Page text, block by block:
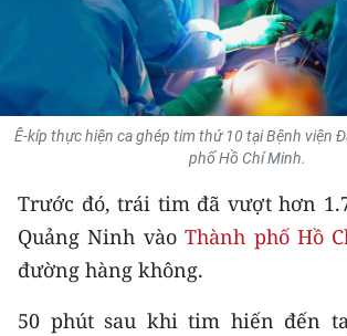
KHOA HỌC - CÔNG NGHỆ
MÔI TRƯỜNG
BẠN ĐỌC
KIỂM CHỨNG THÔNG TIN
Ê-kíp thực hiện ca ghép tim thứ 10 tại Bệnh viện
phố Hồ Chí Minh.
Trước đó, trái tim đã vượt hơn
Quảng Ninh vàoThành phố Hồ
đường hàng không.
50 phút sau khi tim hiến đến